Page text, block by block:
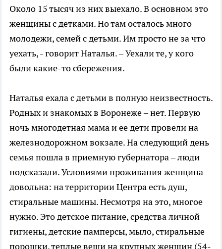
Около 15 тысяч из них выехало. В основном это
женщины с детками. Но там осталось много
молодежи, семей с детьми. Им просто не за что
уехать, - говорит Наталья. – Уехали те, у кого
были какие-то сбережения.
Наталья ехала с детьми в полную неизвестность.
Родных и знакомых в Воронеже – нет. Первую
ночь многодетная мама и ее дети провели на
железнодорожном вокзале. На следующий день
семья пошла в приемную губернатора – люди
подсказали. Условиями проживания женщина
довольна: на территории Центра есть душ,
стиральные машины. Несмотря на это, многое
нужно. Это детское питание, средства личной
гигиены, детские памперсы, мыло, стиральные
порошки, теплые вещи на крупных женщин (54-